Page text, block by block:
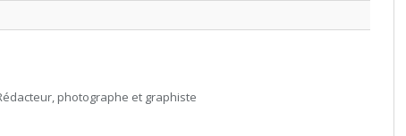
photographe et graphiste